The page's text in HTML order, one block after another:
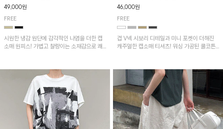
49,000원
FREE
시원한 냉감 원단에 감각적인 나염을 더한 캡
소매 원피스! 가볍고 찰랑이는 소재감으로 쾌
46,000원
FREE
겹 V넥 시보리 디테일과 미니 포켓이 더해진
캐주얼한 캡소매 티셔츠! 워싱 가공된 쿨코튼